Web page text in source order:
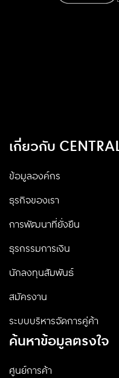
เกี่ยวกับ
ข้อมูลองค์กร
ธุรกิจของเรา
การพัฒนาที่ยั่งยืน
ธุรกรรมการเงิน
นักลงทุนสัมพันธ์
สมัครงาน
ระบบบริหารจัดการคู่ค้า
ค้นหาข้อมูลตรงใจ
ศูนย์การค้า